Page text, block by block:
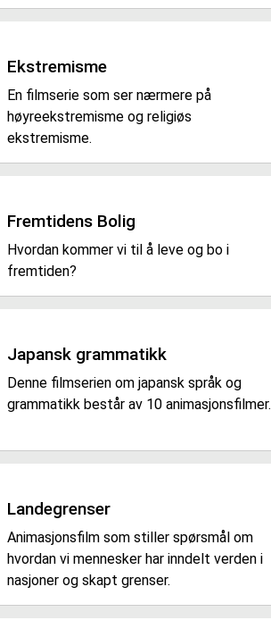
Ekstremisme
En filmserie som ser nærmere på
høyreekstremisme og religiøs
ekstremisme.
Fremtidens Bolig
Hvordan kommer vi til å leve og bo i
fremtiden?
Japansk grammatikk
Denne filmserien om japansk språk og
grammatikk består av 10 animasjonsfilmer.
Landegrenser
Animasjonsfilm som stiller spørsmål om
hvordan vi mennesker har inndelt verden i
nasjoner og skapt grenser.